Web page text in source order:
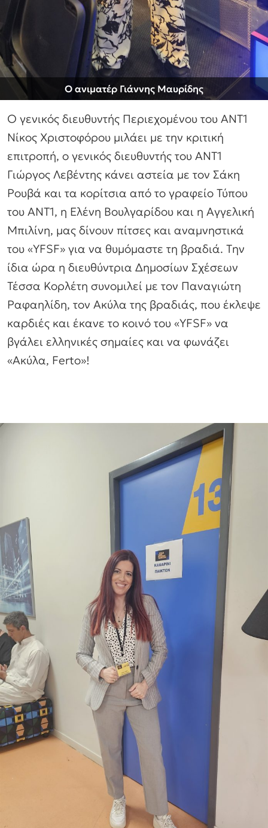
Ο ανιματέρ Γιάννης Μαυρίδης
Ο γενικός διευθυντής Περιεχομένου του ΑΝΤ1
Νίκος Χριστοφόρου μιλάει με την κριτική
επιτροπή, ο γενικός διευθυντής του ΑΝΤ1
Γιώργος Λεβέντης κάνει αστεία με τον Σάκη
Ρουβά και τα κορίτσια από το γραφείο Τύπου
του ΑΝΤ1, η Ελένη Βουλγαρίδου και η Αγγελική
Μπιλίνη, μας δίνουν πίτσες και αναμνηστικά
του «YFSF» για να θυμόμαστε τη βραδιά. Tην
ίδια ώρα η διευθύντρια Δημοσίων Σχέσεων
Τέσσα Κορλέτη συνομιλεί με τον Παναγιώτη
Ραφαηλίδη, τον Ακύλα της βραδιάς, που έκλεψε
καρδιές και έκανε το κοινό του «YFSF» να
βγάλει ελληνικές σημαίες και να φωνάζει
«Ακύλα, Ferto»!